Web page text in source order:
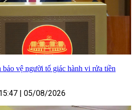
vệ người tố giác hành vi rửa tiền
05/08/2026